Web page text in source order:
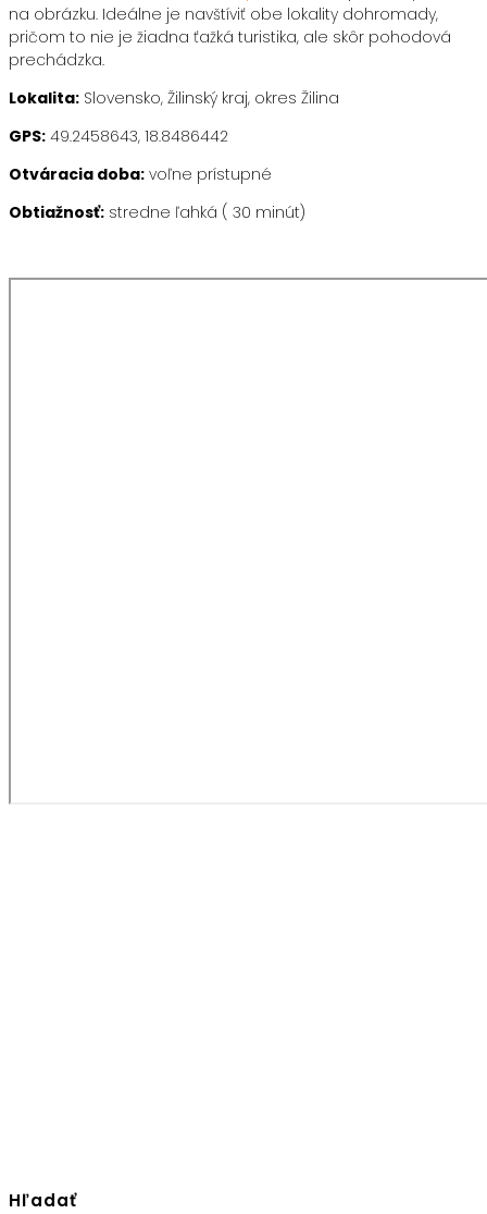
na obrázku. Ideálne je navštíviť obe lokality dohromady,
pričom to nie je žiadna ťažká turistika, ale skôr pohodová
prechádzka.
Lokalita: Slovensko, Žilinský kraj, okres Žilina
GPS: 49.2458643, 18.8486442
Otváracia doba: voľne prístupné
Obtiažnosť: stredne ľahká ( 30 minút)
Hľadať